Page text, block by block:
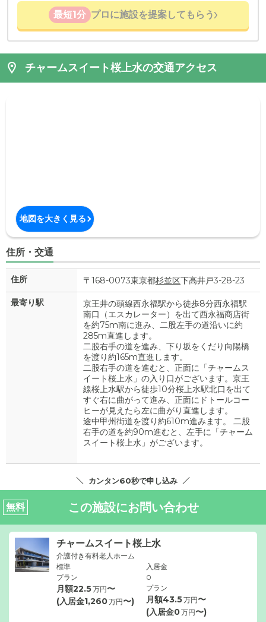
最短1分 プロに施設を提案してもらう
チャームスイート桜上水の交通アクセス
地図を大きく見る
住所・交通
住所 〒168-0073東京都杉並区下高井戸3-28-23
最寄り駅
京王井の頭線西永福駅から徒歩8分西永福駅
南口（エスカレーター）を出て西永福商店街
を約75m南に進み、二股左手の道沿いに約
285m直進します。
二股右手の道を進み、下り坂をくだり向陽橋
を渡り約165m直進します。
二股右手の道を進むと、正面に「チャームス
イート桜上水」の入り口がございます。京王
線桜上水駅から徒歩10分桜上水駅北口を出て
すぐ右に曲がって進み、正面にドトールコー
ヒーが見えたら左に曲がり直進します。
途中甲州街道を渡り約610m進みます。 二股
右手の道を約90m進むと、左手に「チャーム
スイート桜上水」がございます。
カンタン60秒で申し込み
無料 この施設にお問い合わせ
チャームスイート桜上水
介護付き有料老人ホーム
標準
プラン
月額22.5万円〜
(入居金1,260万円〜)
入居金
0
プラン
月額43.5万円〜
(入居金0万円〜)